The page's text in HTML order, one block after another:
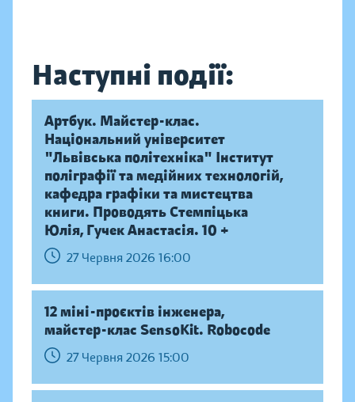
Наступні події:
Артбук. Майстер-клас.
Національний університет
"Львівська політехніка" Інститут
поліграфії та медійних технологій,
кафедра графіки та мистецтва
книги. Проводять Стемпіцька
Юлія, Гучек Анастасія. 10 +
27 Червня 2026 16:00
12 міні-проєктів інженера,
майстер-клас SensoKit. Robocode
27 Червня 2026 15:00